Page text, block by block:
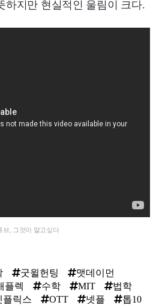
하지만 현실적인 울림이 크다.
브, 그것이 알고싶다
굿윌헌팅
맷데이먼
플렉 수학 MIT
법학
플릭스 OTT 넷플
톱10